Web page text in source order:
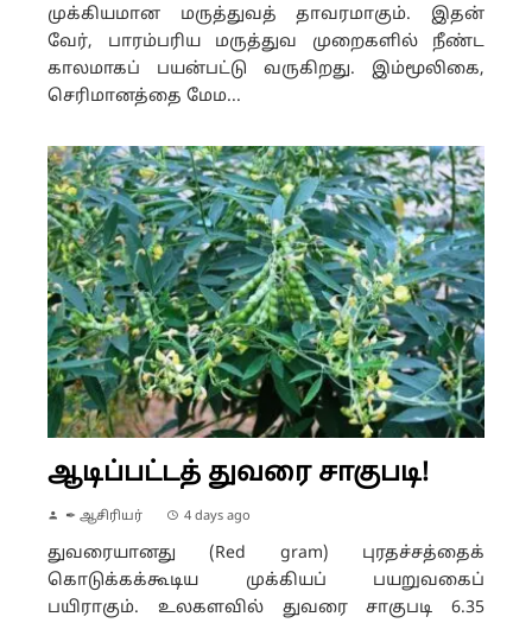
முக்கியமான மருத்துவத் தாவரமாகும். இதன்
வேர், பாரம்பரிய மருத்துவ முறைகளில் நீண்ட
காலமாகப் பயன்பட்டு வருகிறது. இம்மூலிகை,
செரிமானத்தை மேம...
ஆடிப்பட்டத் துவரை சாகுபடி!
✒ ஆசிரியர் 4 days ago
துவரையானது (Red gram) புரதச்சத்தைக்
கொடுக்கக்கூடிய முக்கியப் பயறுவகைப்
பயிராகும். உலகளவில் துவரை சாகுபடி 6.35